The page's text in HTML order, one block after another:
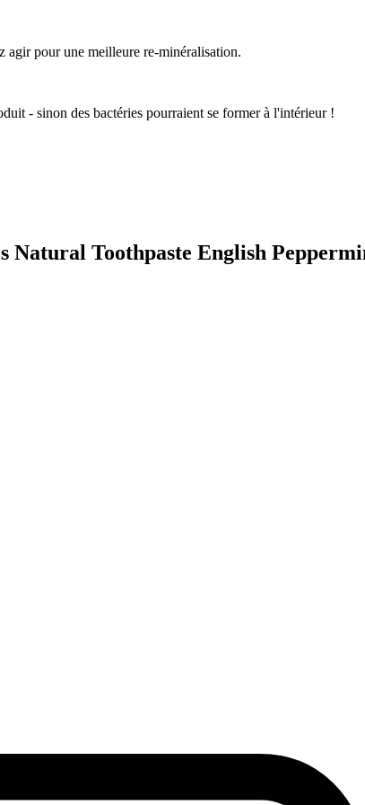
agir pour une meilleure re-minéralisation.
- sinon des bactéries pourraient se former à l'intérieur !
Natural Toothpaste English